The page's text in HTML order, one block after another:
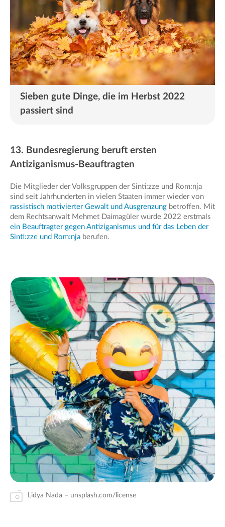
Sieben gute Dinge, die im Herbst 2022
passiert sind
13. Bundesregierung beruft ersten
Antiziganismus-Beauftragten
Die Mitglieder der Volksgruppen der Sinti:zze und Rom:nja
sind seit Jahrhunderten in vielen Staaten immer wieder von
rassistisch motivierter Gewalt und Ausgrenzung betroffen. Mit
dem Rechtsanwalt Mehmet Daimagüler wurde 2022 erstmals
ein Beauftragter gegen Antiziganismus und für das Leben der
Sinti:zze und Rom:nja berufen.
Lidya Nada – unsplash.com/license